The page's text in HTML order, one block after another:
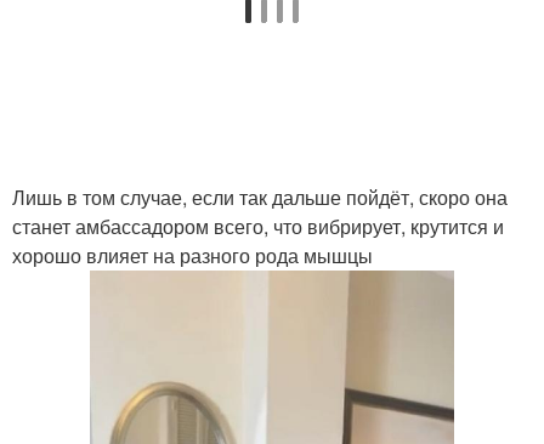
Лишь в том случае, если так дальше пойдёт, скоро она
станет амбассадором всего, что вибрирует, крутится и
хорошо влияет на разного рода мышцы